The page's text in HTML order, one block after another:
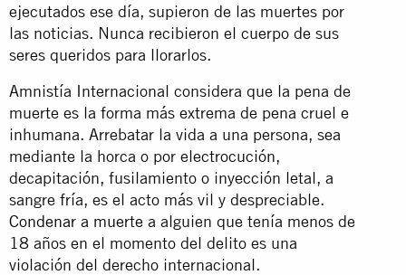
ejecutados ese día, supieron de las muertes por
las noticias. Nunca recibieron el cuerpo de sus
seres queridos para llorarlos.
Amnistía Internacional considera que la pena de
muerte es la forma más extrema de pena cruel e
inhumana. Arrebatar la vida a una persona, sea
mediante la horca o por electrocución,
decapitación, fusilamiento o inyección letal, a
sangre fría, es el acto más vil y despreciable.
Condenar a muerte a alguien que tenía menos de
18 años en el momento del delito es una
violación del derecho internacional.